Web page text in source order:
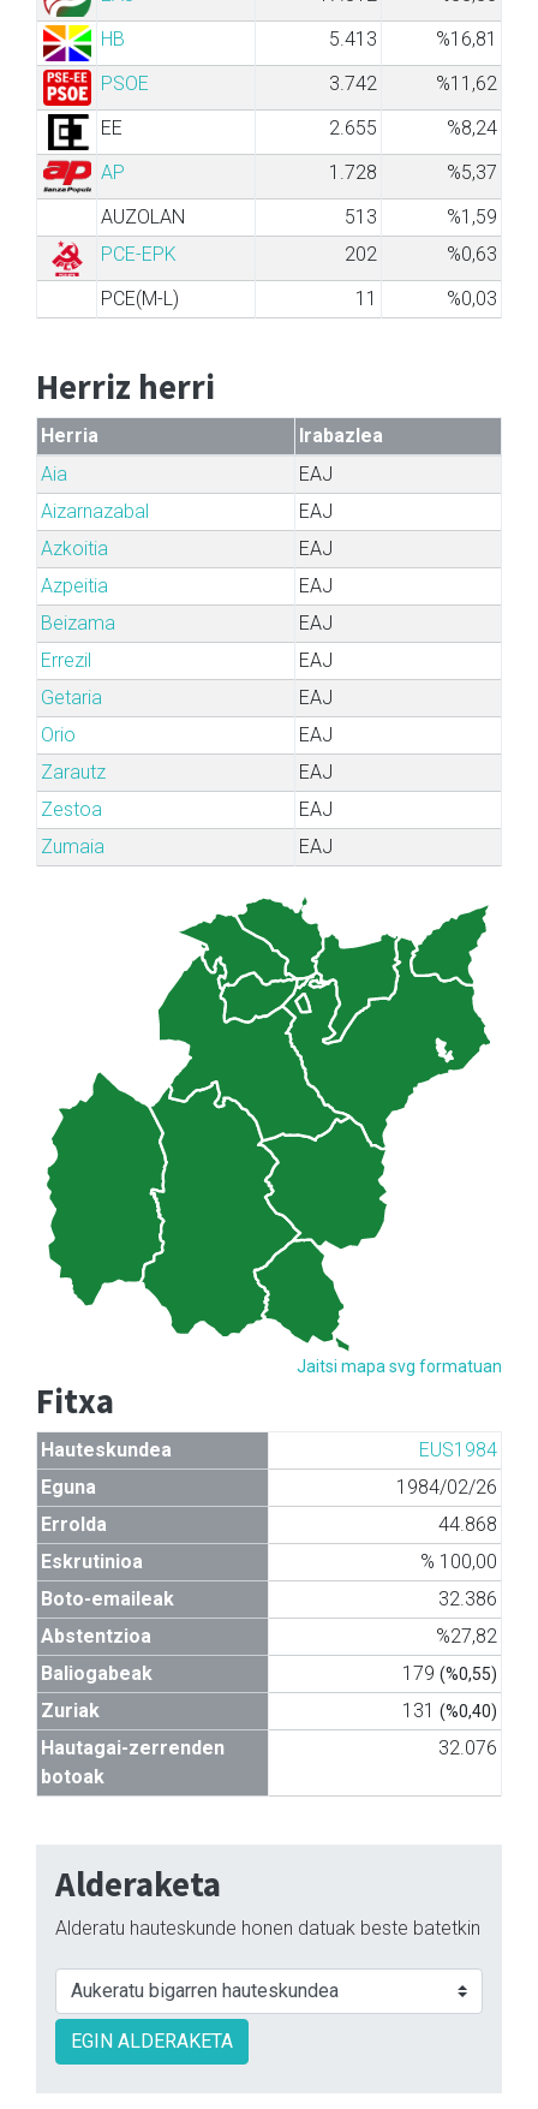
HB
5.413
%16,81
PSOE
3.742
%11,62
EE
2.655
%8,24
AP
1.728
%5,37
AUZOLAN
513
%1,59
PCE-EPK
202
%0,63
PCE(M-L)
11 %0,03
Herriz herri
Herria
Irabazlea
Aia
EAJ
Aizarnazabal
EAJ
Azkoitia
EAJ
Azpeitia
EAJ
Beizama
EAJ
Errezil
EAJ
Getaria
EAJ
Orio
EAJ
Zarautz
EAJ
Zestoa
EAJ
Zumaia
EAJ
Jaitsi mapa svg formatuan
Fitxa
Hauteskundea
EUS1984
Eguna
1984/02/26
Errolda
44.868
Eskrutinioa
% 100,00
Boto-emaileak
32.386
Abstentzioa
%27,82
Baliogabeak
179 (%0,55)
Zuriak 131 (%0,40)
Hautagai-zerrenden
botoak
32.076
Alderaketa
Alderatu hauteskunde honen datuak beste batetkin
EGIN ALDERAKETA